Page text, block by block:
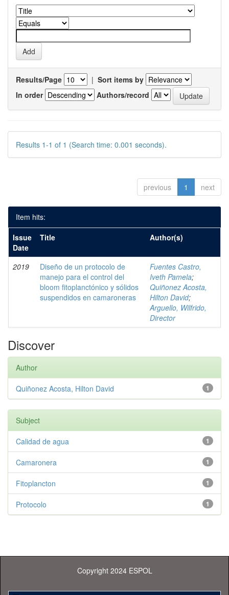
Results/Page | Sort items by
In order
Authors/record
Results 1-1 of 1 (Search time: 0.001 seconds).
previous 1 next
Item hits:
Issue
Date
Title Author(s)
2019
Diseño de un protocolo de
manejo para el control del
bloom fitoplanctónico y sólidos
suspendidos en camaroneras
Fuentes Castro,
Iveth Pamela;
Quiñonez Acosta,
Hilton David;
Arguello, Wilfrido,
Director
Discover
Author
1
Quiñonez Acosta, Hilton David
Subject
1
Calidad de agua
1
Camaronera
1
Fitoplancton
1
Protocolo
Copyright 2024 ESPOL